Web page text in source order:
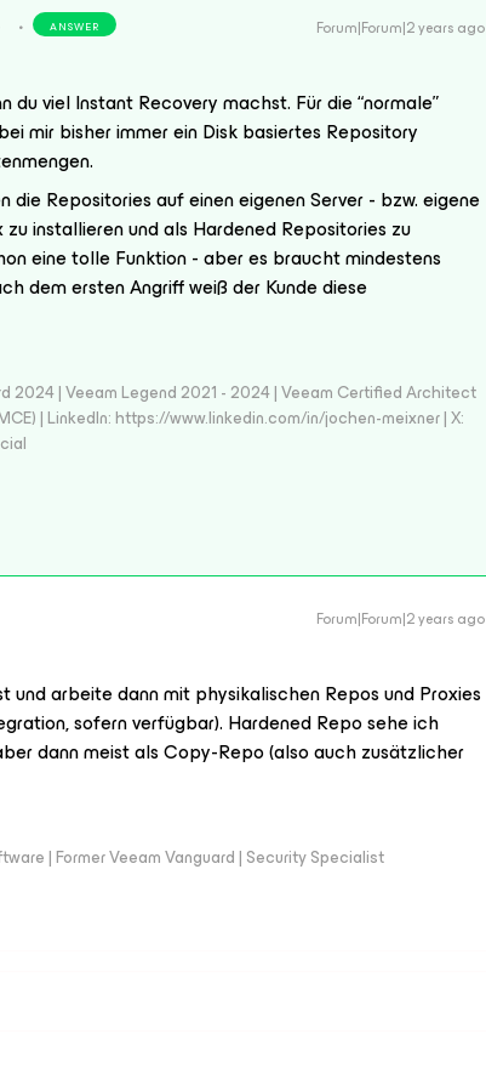
ANSWER Forum|Forum|2 years ago
du viel Instant Recovery machst. Für die “normale”
mir bisher immer ein Disk basiertes Repository
die Repositories auf einen eigenen Server - bzw. eigene
installieren und als Hardened Repositories zu
eine tolle Funktion - aber es braucht mindestens
dem ersten Angriff weiß der Kunde diese
2024 | Veeam Legend 2021 - 2024 | Veeam Certified Architect
| LinkedIn: https://www.linkedin.com/in/jochen-meixner | X:
Forum|Forum|2 years ago
und arbeite dann mit physikalischen Repos und Proxies
sofern verfügbar). Hardened Repo sehe ich
dann meist als Copy-Repo (also auch zusätzlicher
| Former Veeam Vanguard | Security Specialist